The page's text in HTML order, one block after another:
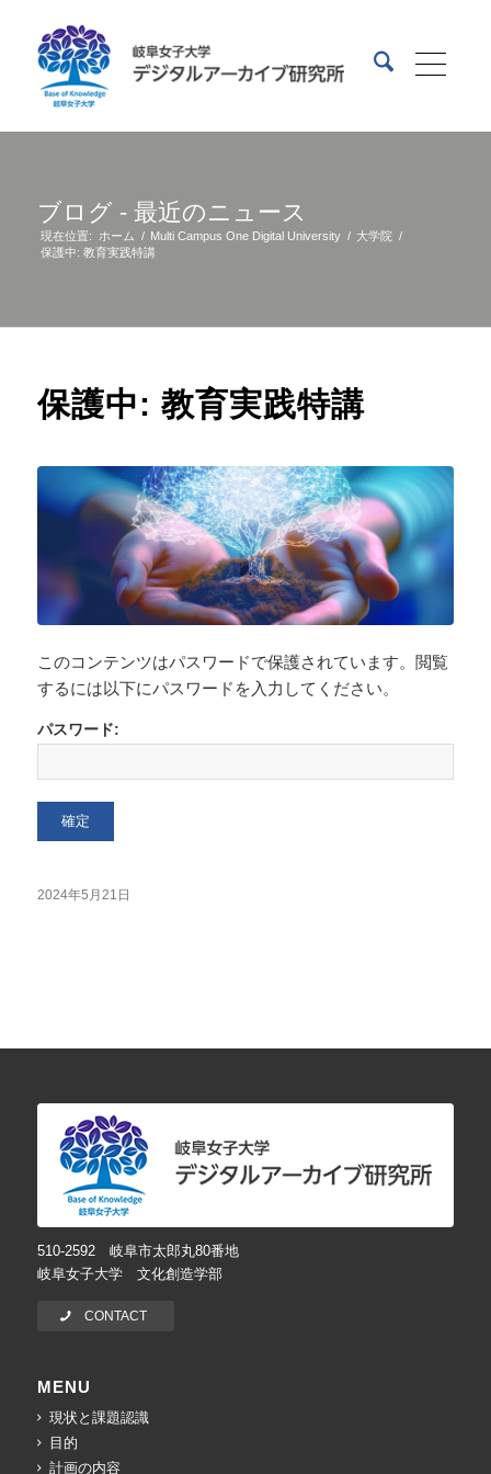
ブログ - 最近のニュース
現在位置: ホーム / Multi Campus One Digital University / 大学院 /
保護中: 教育実践特講
保護中: 教育実践特講
このコンテンツはパスワードで保護されています。閲覧
するには以下にパスワードを入力してください。
パスワード:
2024年5月21日
510-2592 岐阜市太郎丸80番地
岐阜女子大学 文化創造学部
CONTACT
MENU
現状と課題認識
目的
計画の内容